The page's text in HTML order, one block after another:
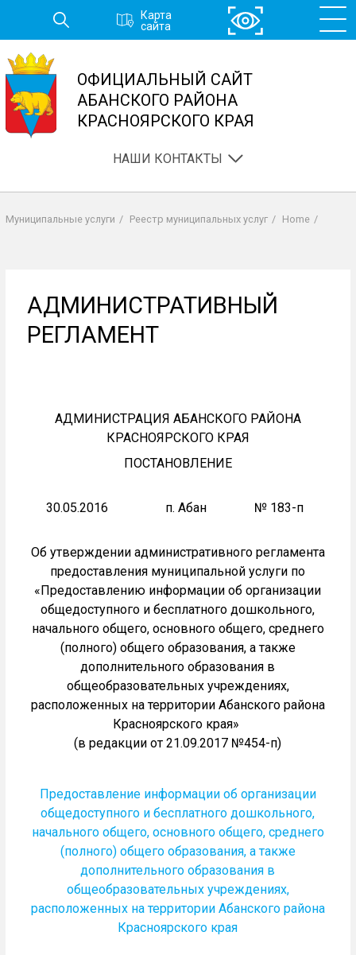
основному
содержанию
Карта
сайта
ОФИЦИАЛЬНЫЙ САЙТ
АБАНСКОГО РАЙОНА
КРАСНОЯРСКОГО КРАЯ
НАШИ КОНТАКТЫ
Муниципальные услуги / Реестр муниципальных услуг / Home /
АДМИНИСТРАТИВНЫЙ
РЕГЛАМЕНТ
АДМИНИСТРАЦИЯ АБАНСКОГО РАЙОНА
КРАСНОЯРСКОГО КРАЯ
ПОСТАНОВЛЕНИЕ
30.05.2016 п. Абан № 183-п
Об утверждении административного регламента
предоставления муниципальной услуги по
«Предоставлению информации об организации
общедоступного и бесплатного дошкольного,
начального общего, основного общего, среднего
(полного) общего образования, а также
дополнительного образования в
общеобразовательных учреждениях,
расположенных на территории Абанского района
Красноярского края»
(в редакции от 21.09.2017 №454-п)
Предоставление информации об организации
общедоступного и бесплатного дошкольного,
начального общего, основного общего, среднего
(полного) общего образования, а также
дополнительного образования в
общеобразовательных учреждениях,
расположенных на территории Абанского района
Красноярского края